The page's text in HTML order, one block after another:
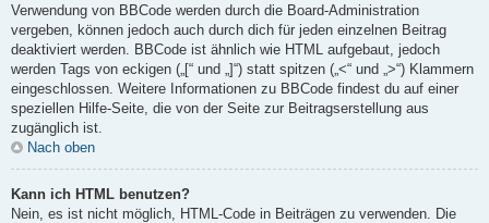
Verwendung von BBCode werden durch die Board-Administration
vergeben, können jedoch auch durch dich für jeden einzelnen Beitrag
deaktiviert werden. BBCode ist ähnlich wie HTML aufgebaut, jedoch
werden Tags von eckigen („[“ und „]“) statt spitzen („<“ und „>“) Klammern
eingeschlossen. Weitere Informationen zu BBCode findest du auf einer
speziellen Hilfe-Seite, die von der Seite zur Beitragserstellung aus
zugänglich ist.
Nach oben
Kann ich HTML benutzen?
Nein, es ist nicht möglich, HTML-Code in Beiträgen zu verwenden. Die